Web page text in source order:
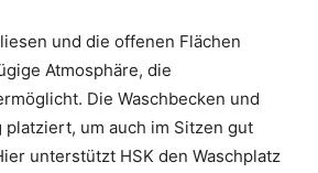
und die offenen Flächen
Atmosphäre, die
Die Waschbecken und
um auch im Sitzen gut
unterstützt HSK den Waschplatz